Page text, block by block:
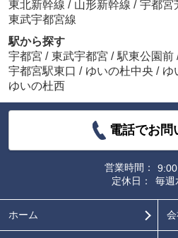
東北新幹線 / 山形新幹線 / 宇都宮
東武宇都宮線
駅から探す
宇都宮 / 東武宇都宮 / 駅東公園前
宇都宮駅東口 / ゆいの杜中央 / ゆ
ゆいの杜西
電話でお問
営業時間：
定休日：
毎週
ホーム